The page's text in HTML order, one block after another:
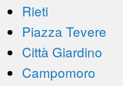
Rieti
Piazza Tevere
Città Giardino
Campomoro